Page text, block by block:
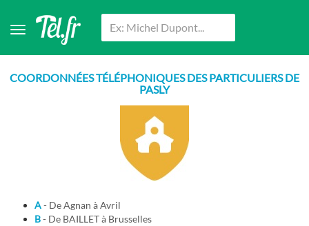
COORDONNÉES TÉLÉPHONIQUES DES PARTICULIERS DE
PASLY
A
- De Agnan à Avril
B
- De BAILLET à Brusselles